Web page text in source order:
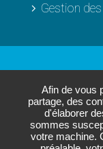
Afin de vous
partage, des
d'élaborer
sommes
votre machine.
Gestion